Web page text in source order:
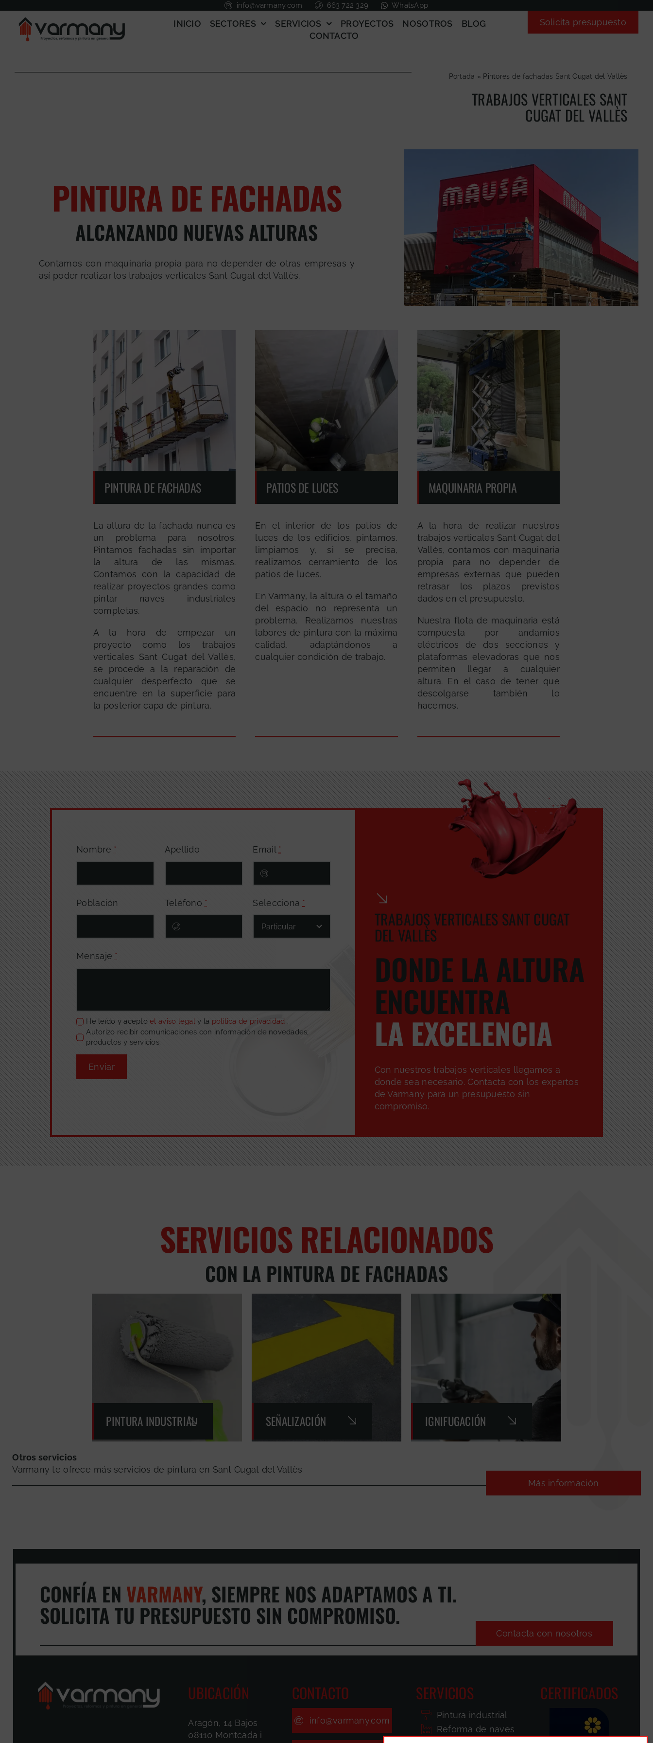
contenido
info@varmany.com 663 722 329 WhatsApp
INICIO SECTORES SERVICIOS PROYECTOS NOSOTROS
BLOG
CONTACTO
Solicita presupuesto
Portada » Pintores de fachadas Sant Cugat del Vallès
TRABAJOS VERTICALES SANT
CUGAT DEL VALLÈS
PINTURA DE FACHADAS
ALCANZANDO NUEVAS ALTURAS
Contamos con maquinaria propia para no depender de otras empresas y
así poder realizar los trabajos verticales Sant Cugat del Vallès.
PINTURA DE FACHADAS
La altura de la fachada nunca es
un problema para nosotros.
Pintamos fachadas sin importar
la altura de las mismas.
Contamos con la capacidad de
realizar proyectos grandes como
pintar naves industriales
completas.
A la hora de empezar un
proyecto como los trabajos
verticales Sant Cugat del Vallès,
se procede a la reparación de
cualquier desperfecto que se
encuentre en la superficie para
la posterior capa de pintura.
PATIOS DE LUCES
En el interior de los patios de
luces de los edificios, pintamos,
limpiamos y, si se precisa,
realizamos cerramiento de los
patios de luces.
En Varmany, la altura o el tamaño
del espacio no representa un
problema. Realizamos nuestras
labores de pintura con la máxima
calidad, adaptándonos a
cualquier condición de trabajo.
MAQUINARIA PROPIA
A la hora de realizar nuestros
trabajos verticales Sant Cugat del
Vallès, contamos con maquinaria
propia para no depender de
empresas externas que pueden
retrasar los plazos previstos
dados en el presupuesto.
Nuestra flota de maquinaria está
compuesta por andamios
eléctricos de dos secciones y
plataformas elevadoras que nos
permiten llegar a cualquier
altura. En el caso de tener que
descolgarse también lo
hacemos.
Nombre * Apellido Email *
Población Teléfono * Selecciona *
Mensaje *
He leído y aceptoel aviso legaly la política de privacidad .
Autorizo recibir comunicaciones con información de novedades,
productos y servicios.
Enviar
TRABAJOS VERTICALES SANT CUGAT
DEL VALLÈS
DONDE LA ALTURA
ENCUENTRA
LA EXCELENCIA
Con nuestros trabajos verticales llegamos a
donde sea necesario. Contacta con los expertos
de Varmany para un presupuesto sin
compromiso.
SERVICIOS RELACIONADOS
CON LA PINTURA DE FACHADAS
PINTURA INDUSTRIAL SEÑALIZACIÓN IGNIFUGACIÓN
Otros servicios
Varmany te ofrece más servicios de pintura en Sant Cugat del Vallès
Más información
CONFÍA EN VARMANY, SIEMPRE NOS ADAPTAMOS A TI.
SOLICITA TU PRESUPUESTO SIN COMPROMISO.
Contacta con nosotros
UBICACIÓN
Aragón, 14 Bajos
08110 Montcada i
CONTACTO
info@varmany.com
SERVICIOS
Pintura industrial
Reforma de naves
CERTIFICADOS
GRATUITA